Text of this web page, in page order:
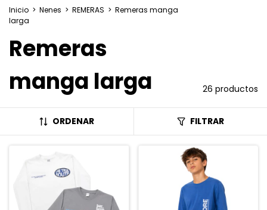
Inicio > Nenes > REMERAS > Remeras manga
larga
Remeras
manga larga
26 productos
ORDENAR FILTRAR